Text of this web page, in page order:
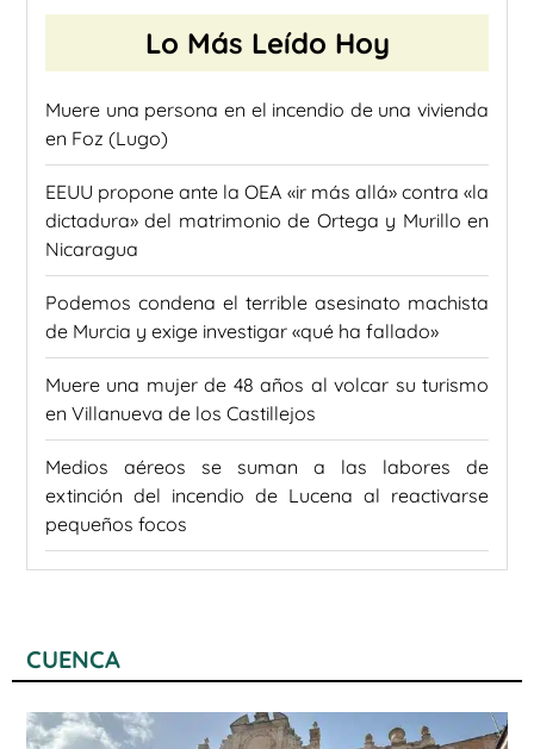
Lo Más Leído Hoy
Muere una persona en el incendio de una vivienda
en Foz (Lugo)
EEUU propone ante la OEA «ir más allá» contra «la
dictadura» del matrimonio de Ortega y Murillo en
Nicaragua
Podemos condena el terrible asesinato machista
de Murcia y exige investigar «qué ha fallado»
Muere una mujer de 48 años al volcar su turismo
en Villanueva de los Castillejos
Medios aéreos se suman a las labores de
extinción del incendio de Lucena al reactivarse
pequeños focos
CUENCA